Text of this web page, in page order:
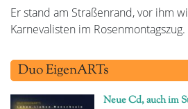
Er stand am Straßenrand, vor ihm
Karnevalisten im
Duo EigenARTs
Neue Cd, auch im